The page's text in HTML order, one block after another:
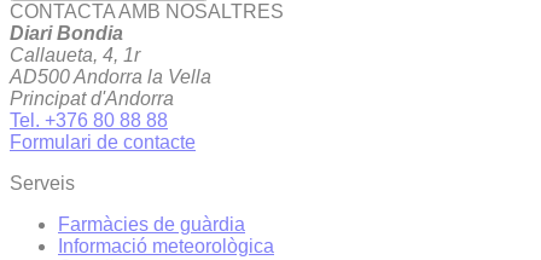
CONTACTA AMB NOSALTRES
Diari Bondia
Callaueta, 4, 1r
AD500 Andorra la Vella
Principat d'Andorra
Tel. +376 80 88 88
Formulari de contacte
Serveis
Farmàcies de guàrdia
Informació meteorològica